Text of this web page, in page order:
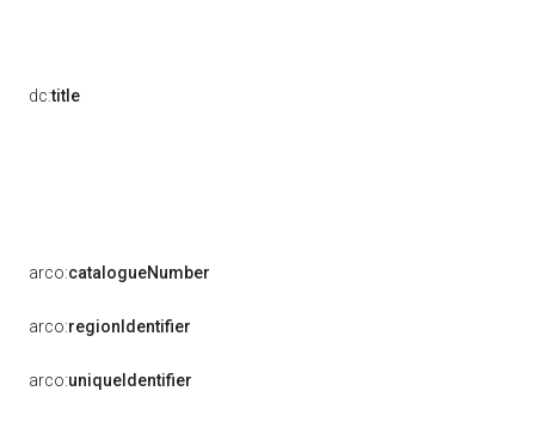
dc:title
arco:catalogueNumber
arco:regionIdentifier
arco:uniqueIdentifier